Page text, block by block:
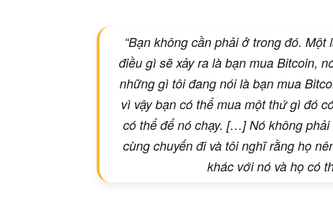
“Bạn không cần phải ở trong đó.
điều gì sẽ xảy ra là bạn mua Bitcoin,
những gì tôi đang nói là bạn mua
vì vậy bạn có thể mua một thứ gì đó
có thể để nó chạy. […] Nó không
cùng chuyến đi và tôi nghĩ rằng họ
khác với nó và họ có